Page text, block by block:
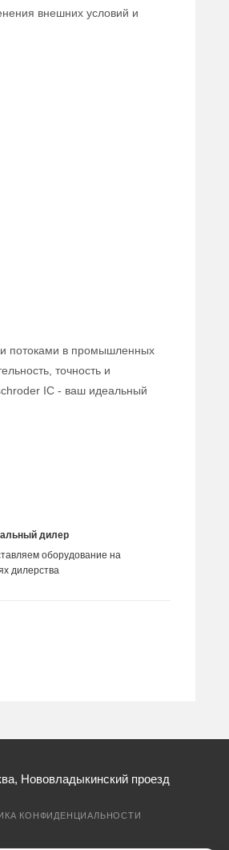
внешних условий и
потоками в промышленных
точность и
IC - ваш идеальный
дилер
оборудование на
дилерства
Нововладыкинский проезд
КОНФИДЕНЦИАЛЬНОСТИ